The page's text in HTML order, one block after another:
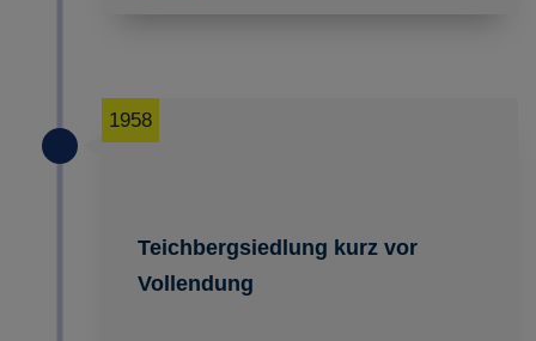
Teichbergsiedlung kurz vor
Vollendung
1958